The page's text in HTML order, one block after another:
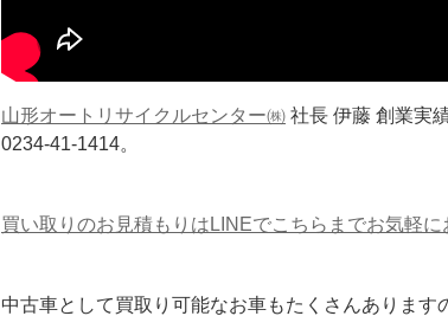
山形オートリサイクルセンター㈱ 社長 伊藤 創業実
0234-41-1414。
買い取りのお見積もりはLINEでこちらまでお気軽
中古車として買取り可能なお車もたくさんあります